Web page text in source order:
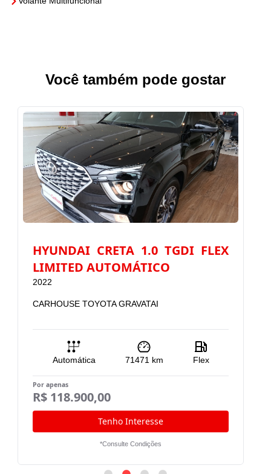
Você também pode gostar
HYUNDAI CRETA 1.0 TGDI FLEX
LIMITED AUTOMÁTICO
2022
CARHOUSE TOYOTA GRAVATAI
Automática 71471 km Flex
Por apenas
R$ 118.900,00
Tenho Interesse
*Consulte Condições